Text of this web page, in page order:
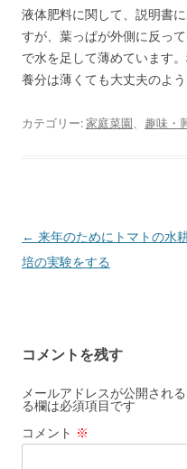
液体肥料に関して、説明書
すが、葉っぱが外側に反っ
で水を足して薄めています
養分は薄くても大丈夫のよう
カテゴリー:家庭菜園、 趣味・
投
稿
ー
シ
ョ
ン
← 来年のためにトマトの水
培の実験をする
コメントを残す
メールアドレスが公開され
る欄は必須項目です
コメント ※